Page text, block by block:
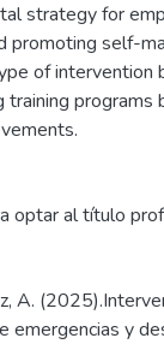
strategy for
promoting self-
of intervention
programs
optar al título
A.
emergencias y